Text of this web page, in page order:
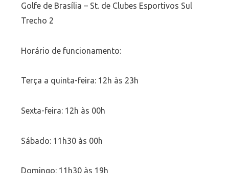
Golfe de Brasília – St. de Clubes Esportivos Sul
Trecho 2
Horário de funcionamento:
Terça a quinta-feira: 12h às 23h
Sexta-feira: 12h às 00h
Sábado: 11h30 às 00h
Domingo: 11h30 às 19h